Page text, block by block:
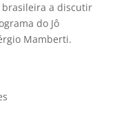
brasileira a discutir
do Jô
Mamberti.